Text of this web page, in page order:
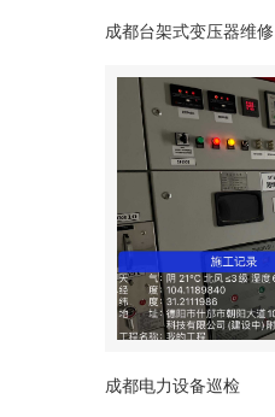
成都台架式变压器维修
成都电力设备巡检